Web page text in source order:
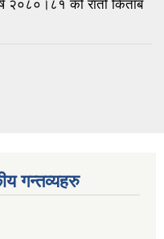
२०८०।८१ को रातो किताब
गन्तव्यहरु